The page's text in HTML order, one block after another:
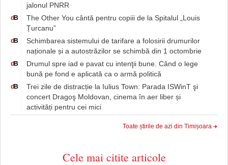
jalonul PNRR
dB
The Other You cântă pentru copiii de la Spitalul „Louis
Țurcanu”
dB
Schimbarea sistemului de tarifare a folosirii drumurilor
naționale și a autostrăzilor se schimbă din 1 octombrie
dB
Drumul spre iad e pavat cu intenţii bune. Când o lege
bună pe fond e aplicată ca o armă politică
dB
Trei zile de distracție la Iulius Town: Parada ISWinT şi
concert Dragoş Moldovan, cinema în aer liber și
activități pentru cei mici
Toate știrile de azi din Timișoara
Cele mai citite articole